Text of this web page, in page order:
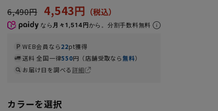
6,490円 4,543円
なら 月々1,514円から。分割手数料無料
WEB会員なら22pt獲得
送料 全国一律550円（店舗受取なら無料）
お届け日を調べる詳細
カラーを選択